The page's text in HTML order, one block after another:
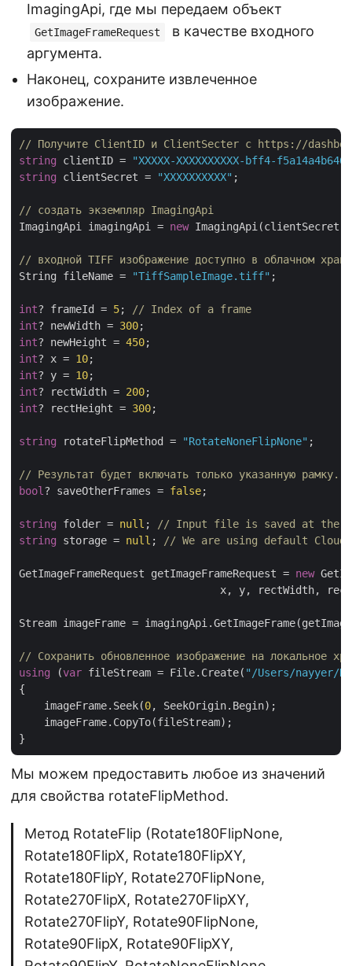
ImagingApi, где мы передаем объект
GetImageFrameRequest
в качестве входного
аргумента.
Наконец, сохраните извлеченное
изображение.
// Получите ClientID и ClientSecter с https://
string clientID =
"XXXXX-XXXXXXXXXX-bff4-
string clientSecret = "XXXXXXXXXX" ;
// создать экземпляр ImagingApi
ImagingApi imagingApi = new
// входной TIFF изображение доступно в облачном
String fileName =
"TiffSampleImage.tiff" ;
int? frameId = 5;
// Index of a frame
int? newWidth = 300
int? newHeight = 450
int? x = 10
int? y = 10
int? rectWidth = 200
int? rectHeight = 300;
string rotateFlipMethod = "RotateNoneFlipNone" ;
// Результат будет включать только указанную рамку.
bool ? saveOtherFrames = false;
string folder = null ;
// Input file is saved at the
string storage = null ; // We are using default Cloud
GetImageFrameRequest getImageFrameRequest = new
x, y, rectWidth,
Stream imageFrame =
// Сохранить обновленное изображение на локальное
using (var fileStream = File.Create( "/Users/nayyer/
{
    imageFrame.Seek(
0, SeekOrigin.Begin);
    imageFrame.CopyTo(fileStream);
Мы можем предоставить любое из значений
для свойства rotateFlipMethod.
Метод RotateFlip (Rotate180FlipNone,
Rotate180FlipX, Rotate180FlipXY,
Rotate180FlipY, Rotate270FlipNone,
Rotate270FlipX, Rotate270FlipXY,
Rotate270FlipY, Rotate90FlipNone,
Rotate90FlipX, Rotate90FlipXY,